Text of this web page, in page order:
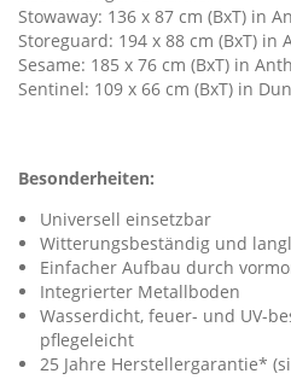
Stowaway: 136 x 87 cm (BxT) in
Storeguard: 194 x 88 cm (BxT) in
Sesame: 185 x 76 cm (BxT) in
Sentinel: 109 x 66 cm (BxT) in
Besonderheiten:
Universell einsetzbar
Witterungsbeständig und
Einfacher Aufbau durch
Integrierter Metallboden
Wasserdicht, feuer- und UV-
pflegeleicht
25 Jahre Herstellergarantie*